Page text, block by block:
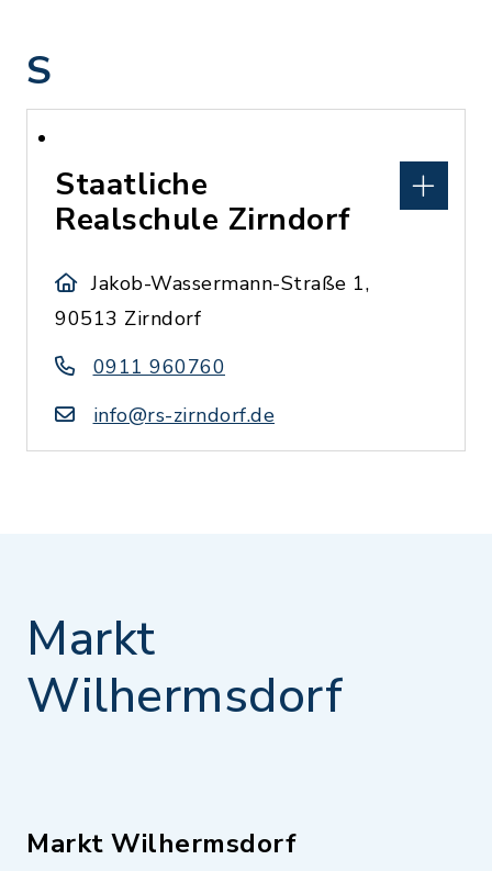
S
Staatliche
Realschule Zirndorf
Jakob-Wassermann-Straße 1,
90513 Zirndorf
0911 960760
info@rs-zirndorf.de
Markt
Wilhermsdorf
Markt Wilhermsdorf